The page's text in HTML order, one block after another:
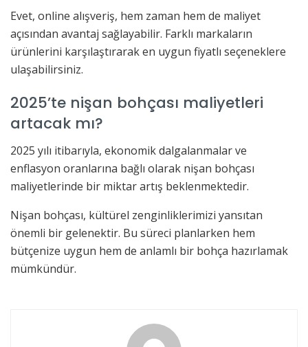
Evet, online alışveriş, hem zaman hem de maliyet
açısından avantaj sağlayabilir. Farklı markaların
ürünlerini karşılaştırarak en uygun fiyatlı seçeneklere
ulaşabilirsiniz.
2025’te nişan bohçası maliyetleri
artacak mı?
2025 yılı itibarıyla, ekonomik dalgalanmalar ve
enflasyon oranlarına bağlı olarak nişan bohçası
maliyetlerinde bir miktar artış beklenmektedir.
Nişan bohçası, kültürel zenginliklerimizi yansıtan
önemli bir gelenektir. Bu süreci planlarken hem
bütçenize uygun hem de anlamlı bir bohça hazırlamak
mümkündür.